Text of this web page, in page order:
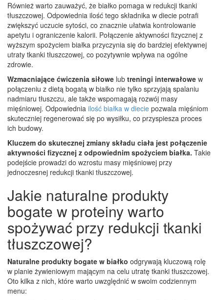
Również warto zauważyć, że białko pomaga w redukcji tkanki
tłuszczowej. Odpowiednia ilość tego składnika w diecie potrafi
zwiększyć uczucie sytości, co znacznie ułatwia kontrolowanie
apetytu i ograniczenie kalorii. Połączenie aktywności fizycznej z
wyższym spożyciem białka przyczynia się do bardziej efektywnej
utraty tkanki tłuszczowej, co pozytywnie wpływa na ogólne
zdrowie.
Wzmacniające ćwiczenia siłowe lub treningi interwałowe w
połączeniu z dietą bogatą w białko nie tylko sprzyjają spalaniu
nadmiaru tłuszczu, ale także wspomagają rozwój masy
mięśniowej. Odpowiednia ilość białka w diecie pozwala mięśniom
skuteczniej regenerować się po wysiłku, co przyspiesza proces
ich budowy.
Kluczem do skutecznej zmiany składu ciała jest połączenie
aktywności fizycznej z odpowiednim spożyciem białka. Takie
podejście prowadzi do wzrostu masy mięśniowej przy
jednoczesnej redukcji tkanki tłuszczowej.
Jakie naturalne produkty
bogate w proteiny warto
spożywać przy redukcji tkanki
tłuszczowej?
Naturalne produkty bogate w białko odgrywają kluczową rolę
w planie żywieniowym mającym na celu utratę tkanki tłuszczowej.
Oto kilka z nich, które warto uwzględnić w swoim codziennym
menu: